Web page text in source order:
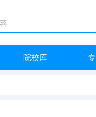
院校库